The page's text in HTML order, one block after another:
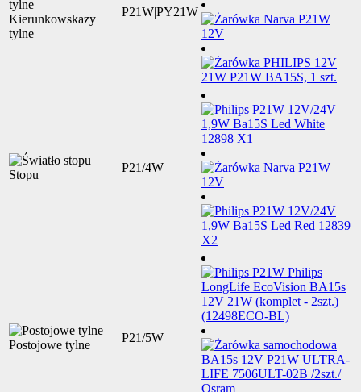
Kierunkowskazy
tylne
P21W|PY21W
Stopu
P21/4W
Postojowe tylne
P21/5W